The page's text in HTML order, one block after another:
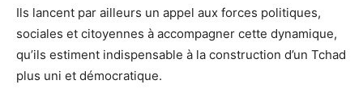
Ils lancent par ailleurs un appel aux forces politiques,
sociales et citoyennes à accompagner cette dynamique,
qu’ils estiment indispensable à la construction d’un Tchad
plus uni et démocratique.